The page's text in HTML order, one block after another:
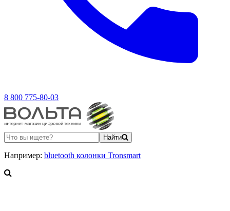
8 800 775-80-03
Найти
Например: bluetooth колонки Tronsmart